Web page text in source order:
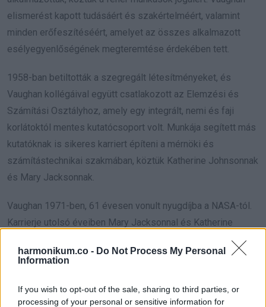
harmonikum.co - Do Not Process My Personal
Information
If you wish to opt-out of the sale, sharing to third parties, or
processing of your personal or sensitive information for
elismerést kapott tudásáért és szakértelméért, valamint
minden erőfeszítéséért, amelyet az összes alkalmazott
esélyegyenlőségének megteremtése érdekében tett.
1958-ban betiltották a szegregált létesítményeket, és
Vaughan kollégáival együtt csatlakozott az Elemzési és
Számítási Osztályhoz, amely egy integrált, nemi és faji
korlátoktól mentes kutatócsoport volt. Munkája segített más
kutatóknak is sikeres karriert építeni a mérnöki és
számítástechnikai szakmában, köztük Katherine Johnsonnak
és Mary Jacksonnak.
Vaughan 1971-ben, 61 évesen vonult nyugdíjba a NASA-tól.
Karrierje utolsó éveiben Mary Jacksonnal és Katherine
Johnsonnal együtt dolgozott John Glenn küldetésén. 98
éves korában, 2008. november 10-én hunyt el.
Mary Jackson, akit Janelle Monáe alakít.